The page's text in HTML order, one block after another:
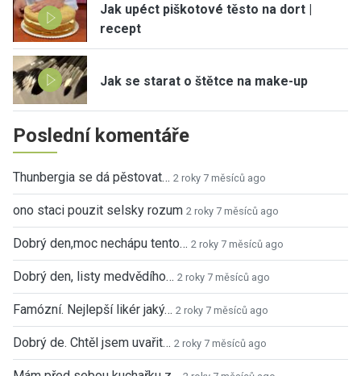
Jak upéct piškotové těsto na dort |
recept
Jak se starat o štětce na make-up
Poslední komentáře
Thunbergia se dá pěstovat… 2 roky 7 měsíců ago
ono staci pouzit selsky rozum 2 roky 7 měsíců ago
Dobrý den,moc nechápu tento… 2 roky 7 měsíců ago
Dobrý den, listy medvědího… 2 roky 7 měsíců ago
Famózní. Nejlepší likér jaký… 2 roky 7 měsíců ago
Dobrý de. Chtěl jsem uvařit… 2 roky 7 měsíců ago